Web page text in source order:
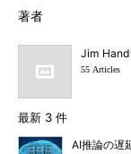
著者
Jim
55 Articles
最新 3 件
AI推論の遅